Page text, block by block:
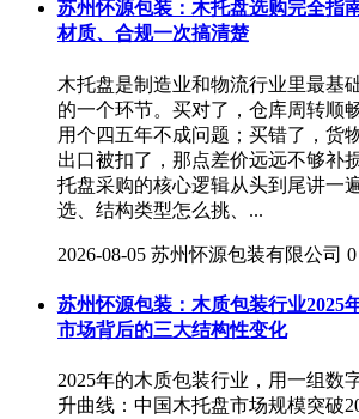
苏州怀源包装：木托盘选购完全指
材质、合规一次搞清楚
木托盘是制造业和物流行业里最基
的一个环节。买对了，仓库周转顺
用个四五年不成问题；买错了，货
出口被扣了，那点差价远远不够补
托盘采购的核心逻辑从头到尾讲
选、结构类型怎么挑、...
2026-08-05 苏州怀源包装有限公司 0
苏州怀源包装：木质包装行业
市场背后的三大结构性变化
2025年的木质包装行业，用一组数
升曲线：中国木托盘市场规模突破